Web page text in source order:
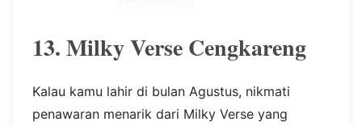
13. Milky Verse Cengkareng
Kalau kamu lahir di bulan Agustus, nikmati
penawaran menarik dari Milky Verse yang